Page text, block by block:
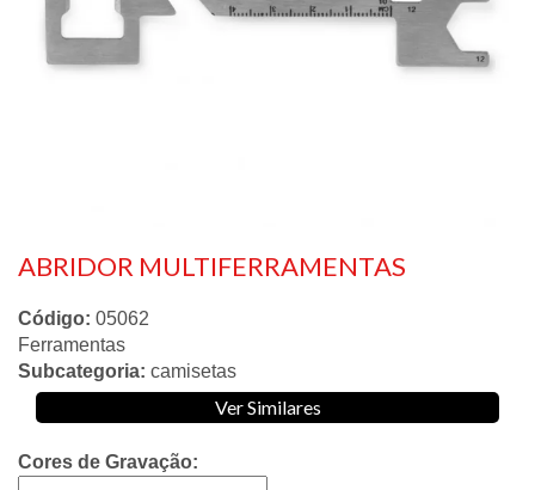
ABRIDOR MULTIFERRAMENTAS
Código: 05062
Ferramentas
Subcategoria: camisetas
Ver Similares
Cores de Gravação: